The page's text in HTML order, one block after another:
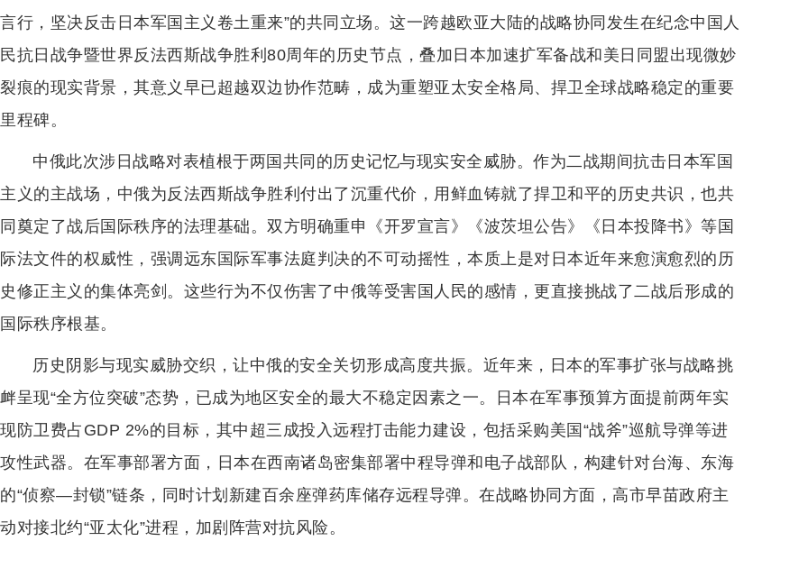
言行，坚决反击日本军国主义卷土重来”的共同立场。这一跨越欧亚大陆的战略协同发生在纪念中国人
民抗日战争暨世界反法西斯战争胜利80周年的历史节点，叠加日本加速扩军备战和美日同盟出现微妙
裂痕的现实背景，其意义早已超越双边协作范畴，成为重塑亚太安全格局、捍卫全球战略稳定的重要
里程碑。
中俄此次涉日战略对表植根于两国共同的历史记忆与现实安全威胁。作为二战期间抗击日本军国
主义的主战场，中俄为反法西斯战争胜利付出了沉重代价，用鲜血铸就了捍卫和平的历史共识，也共
同奠定了战后国际秩序的法理基础。双方明确重申《开罗宣言》《波茨坦公告》《日本投降书》等国
际法文件的权威性，强调远东国际军事法庭判决的不可动摇性，本质上是对日本近年来愈演愈烈的历
史修正主义的集体亮剑。这些行为不仅伤害了中俄等受害国人民的感情，更直接挑战了二战后形成的
国际秩序根基。
历史阴影与现实威胁交织，让中俄的安全关切形成高度共振。近年来，日本的军事扩张与战略挑
衅呈现“全方位突破”态势，已成为地区安全的最大不稳定因素之一。日本在军事预算方面提前两年实
现防卫费占GDP 2%的目标，其中超三成投入远程打击能力建设，包括采购美国“战斧”巡航导弹等进
攻性武器。在军事部署方面，日本在西南诸岛密集部署中程导弹和电子战部队，构建针对台海、东海
的“侦察—封锁”链条，同时计划新建百余座弹药库储存远程导弹。在战略协同方面，高市早苗政府主
动对接北约“亚太化”进程，加剧阵营对抗风险。